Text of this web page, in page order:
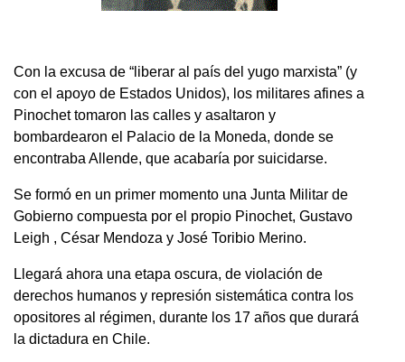
Con la excusa de “liberar al país del yugo marxista” (y
con el apoyo de Estados Unidos), los militares afines a
Pinochet tomaron las calles y asaltaron y
bombardearon el Palacio de la Moneda, donde se
encontraba Allende, que acabaría por suicidarse.
Se formó en un primer momento una Junta Militar de
Gobierno compuesta por el propio Pinochet, Gustavo
Leigh , César Mendoza y José Toribio Merino.
Llegará ahora una etapa oscura, de violación de
derechos humanos y represión sistemática contra los
opositores al régimen, durante los 17 años que durará
la dictadura en Chile.